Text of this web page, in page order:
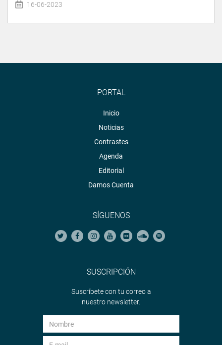
16-06-2023
PORTAL
Inicio
Noticias
Contrastes
Agenda
Editorial
Damos Cuenta
SÍGUENOS
SUSCRIPCIÓN
Suscríbete con tu correo a
nuestro newsletter.